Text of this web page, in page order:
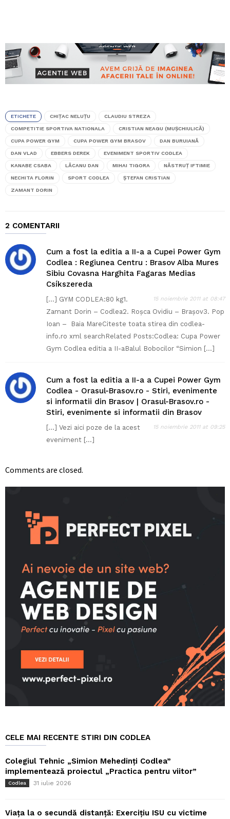
ETICHETE CHIȚAC NELUȚU CLAUDIU STREZA
COMPETITIE SPORTIVA NATIONALA CRISTIAN NEAGU (MUȘCHIULICĂ)
CUPA POWER GYM CUPA POWER GYM BRASOV DAN BURUIANĂ
DAN VLAD EBBERS DEREK EVENIMENT SPORTIV CODLEA
KANABE CSABA LĂCANU DAN MIHAI TIGORA NĂSTRUȚ IFTIMIE
NECHITA FLORIN SPORT CODLEA ȘTEFAN CRISTIAN
ZAMANT DORIN
2 COMENTARII
Cum a fost la editia a II-a a Cupei Power Gym
Codlea : Regiunea Centru : Brasov Alba Mures
Sibiu Covasna Harghita Fagaras Medias
Csíkszereda
15 noiembrie 2011 at 08:47
[…] GYM CODLEA:80 kg1.
Zamant Dorin – Codlea2. Roșca Ovidiu – Brașov3. Pop
Ioan – Baia MareCiteste toata stirea din codlea-
info.ro xml searchRelated Posts:Codlea: Cupa Power
Gym Codlea editia a II-aBalul Bobocilor “Simion […]
Cum a fost la editia a II-a a Cupei Power Gym
Codlea - Orasul-Brasov.ro - Stiri, evenimente
si informatii din Brasov | Orasul-Brasov.ro -
Stiri, evenimente si informatii din Brasov
15 noiembrie 2011 at 09:25
[…] Vezi aici poze de la acest
eveniment […]
Comments are closed.
CELE MAI RECENTE STIRI DIN CODLEA
Colegiul Tehnic „Simion Mehedinți Codlea”
implementează proiectul „Practica pentru viitor”
Codlea 31 iulie 2026
Viața la o secundă distanță: Exercițiu ISU cu victime